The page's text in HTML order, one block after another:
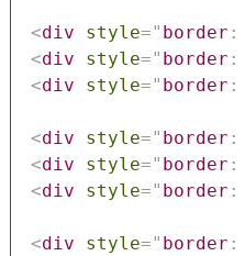
<div style=" border :
<div style=" border :
<div style=" border :
<div style=" border :
<div style=" border :
<div style=" border :
<div style=" border :